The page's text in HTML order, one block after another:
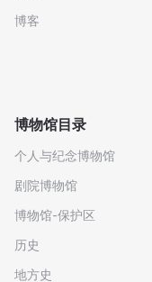
博客
博物馆目录
个人与纪念博物馆
剧院博物馆
博物馆-保护区
历史
地方史